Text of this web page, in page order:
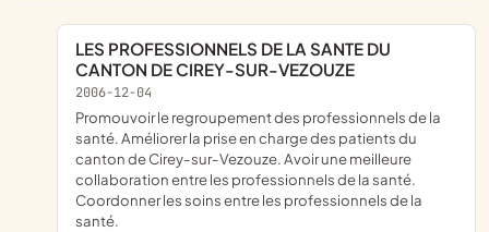
LES PROFESSIONNELS DE LA SANTE DU
CANTON DE CIREY-SUR-VEZOUZE
2006-12-04
Promouvoir le regroupement des professionnels de la
santé. Améliorer la prise en charge des patients du
canton de Cirey-sur-Vezouze. Avoir une meilleure
collaboration entre les professionnels de la santé.
Coordonner les soins entre les professionnels de la
santé.